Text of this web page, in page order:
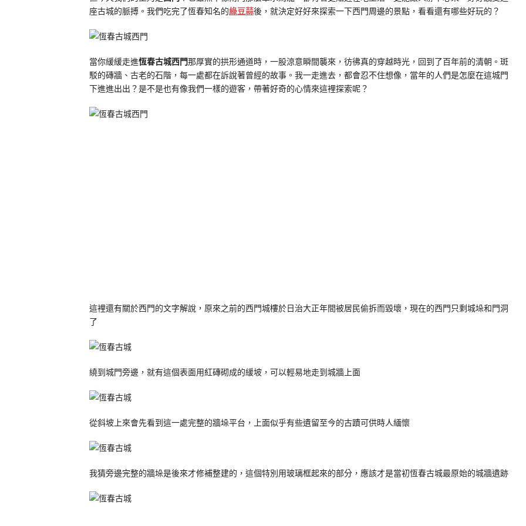
座古城的脈搏。我們吃完了恆春知名的綠豆蒜後，就決定好好來探索一下西門周邊的景點，看看還有哪些好玩的？
當你緩緩走進恆春古城西門那厚實的拱形通道時，一股涼意瞬間襲來，彷彿真的穿越時光，回到了百年前的清朝。斑
駁的磚牆、古老的石階，每一處都在訴說著曾經的故事。我一走進去，都會忍不住想像，當年的人們是怎麼在這城門
下進進出出？是不是也有像我們一樣的遊客，帶著好奇的心情來這裡探索呢？
這裡還有關於西門的文字解說，原來之前的西門城樓於日治大正年間被居民偷拆而毀壞，現在的西門只剩城垛和門洞
了
繞到城門旁邊，就有這個表面用紅磚砌成的緩坡，可以輕易地走到城牆上面
從斜坡上來會先看到這一處完整的牆垛平台，上面似乎有些遺留至今的古蹟可供時人緬懷
我猜旁邊完整的牆垛是後來才修補整建的，這個特別用玻璃框起來的部分，應該才是當初恆春古城最原始的城牆遺跡